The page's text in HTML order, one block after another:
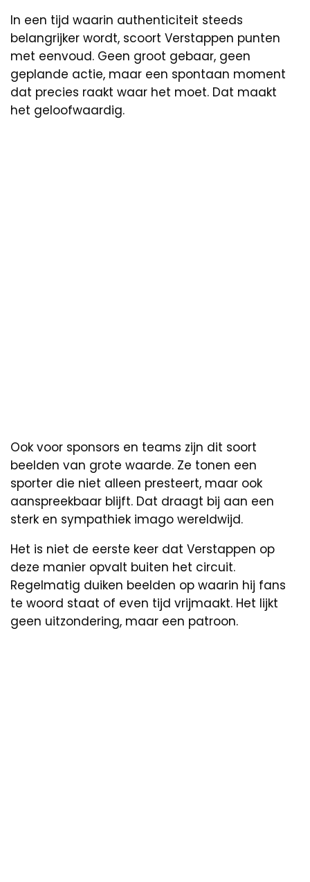
In een tijd waarin authenticiteit steeds
belangrijker wordt, scoort Verstappen punten
met eenvoud. Geen groot gebaar, geen
geplande actie, maar een spontaan moment
dat precies raakt waar het moet. Dat maakt
het geloofwaardig.
Ook voor sponsors en teams zijn dit soort
beelden van grote waarde. Ze tonen een
sporter die niet alleen presteert, maar ook
aanspreekbaar blijft. Dat draagt bij aan een
sterk en sympathiek imago wereldwijd.
Het is niet de eerste keer dat Verstappen op
deze manier opvalt buiten het circuit.
Regelmatig duiken beelden op waarin hij fans
te woord staat of even tijd vrijmaakt. Het lijkt
geen uitzondering, maar een patroon.